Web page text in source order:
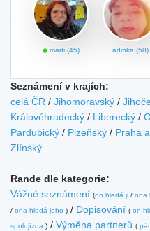
marti (45) adinka (58)
Seznámení v krajích:
celá ČR / Jihomoravský /
Královéhradecký / Liberecký /
Pardubický / Plzeňský / Praha
Zlínský
Rande dle kategorie:
Vážné seznámení (on hledá ji / ona
/ ona hledá jeho ) / Dopisování ( on
spolujízda ) / Výměna partnerů (